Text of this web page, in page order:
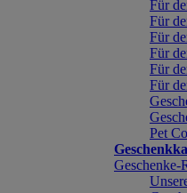
Für
Für
Für
Für
Für
Für
Pet
Geschenke-